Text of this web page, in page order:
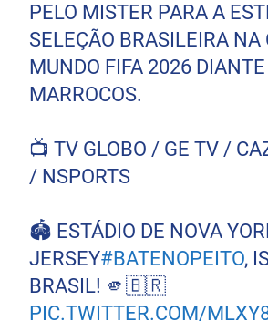
PELO MISTER PARA A
SELEÇÃO BRASILEIRA NA
MUNDO FIFA 2026 DIANTE
MARROCOS.
📺 TV GLOBO / GE TV /
/ NSPORTS
🏟️ ESTÁDIO DE NOVA
JERSEY#BATENOPEITO,
BRASIL! 🫵🇧🇷
PIC.TWITTER.COM/